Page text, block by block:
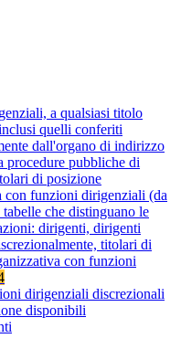
a qualsiasi titolo
quelli conferiti
dall'organo di indirizzo
procedure pubbliche di
di posizione
con funzioni dirigenziali (da
che distinguano le
dirigenti, dirigenti
titolari di
con funzioni
dirigenziali discrezionali
disponibili